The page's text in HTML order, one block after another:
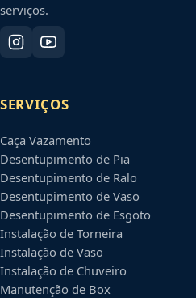
serviços.
SERVIÇOS
Caça Vazamento
Desentupimento de Pia
Desentupimento de Ralo
Desentupimento de Vaso
Desentupimento de Esgoto
Instalação de Torneira
Instalação de Vaso
Instalação de Chuveiro
Manutenção de Box